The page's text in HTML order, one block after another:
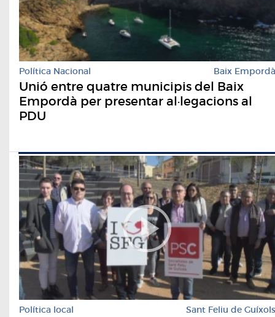
Política Nacional Baix Empordà
Unió entre quatre municipis del Baix
Empordà per presentar al·legacions al
PDU
Política local Sant Feliu de Guíxols